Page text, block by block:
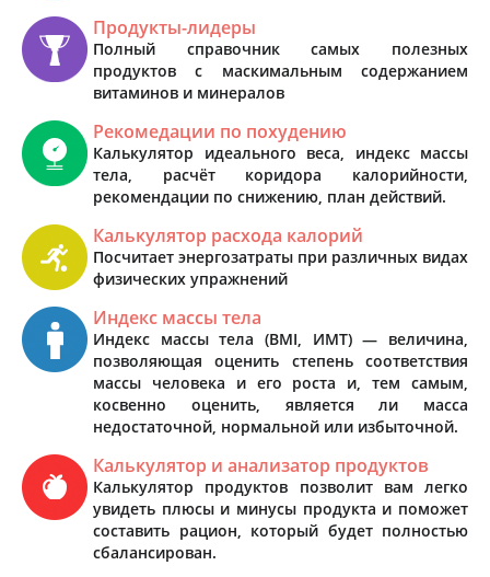
Продукты-лидеры
Полный справочник самых полезных
продуктов с маскимальным содержанием
витаминов и минералов
Рекомедации по похудению
Калькулятор идеального веса, индекс массы
тела, расчёт коридора калорийности,
рекомендации по снижению, план действий.
Калькулятор расхода калорий
Посчитает энергозатраты при различных видах
физических упражнений
Индекс массы тела
Индекс массы тела (BMI, ИМТ) — величина,
позволяющая оценить степень соответствия
массы человека и его роста и, тем самым,
косвенно оценить, является ли масса
недостаточной, нормальной или избыточной.
Калькулятор и анализатор продуктов
Калькулятор продуктов позволит вам легко
увидеть плюсы и минусы продукта и поможет
составить рацион, который будет полностью
сбалансирован.